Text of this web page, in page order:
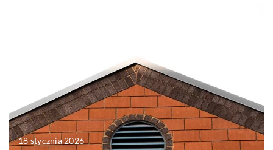
18 stycznia 2026